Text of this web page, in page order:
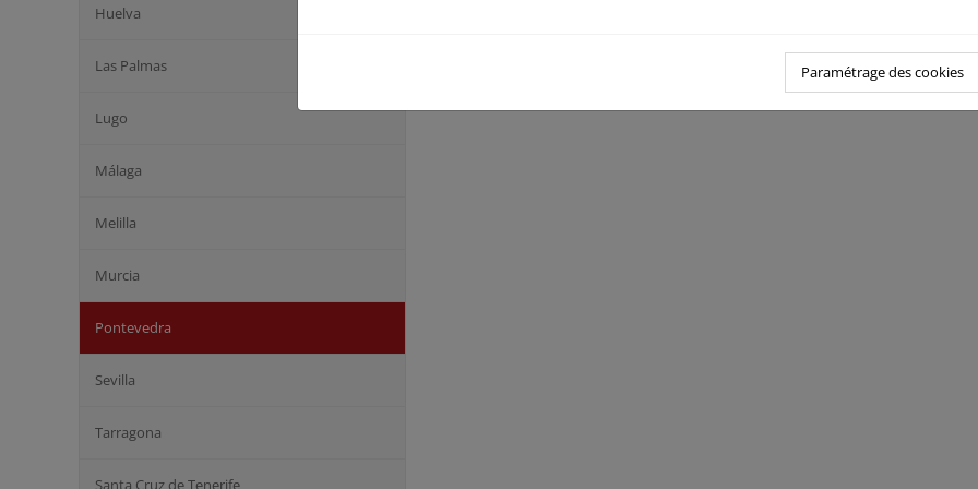
Huelva
Las Palmas
Lugo
Málaga
Melilla
Murcia
Pontevedra
Sevilla
Tarragona
Santa Cruz de Tenerife
Paramétrage des cookies